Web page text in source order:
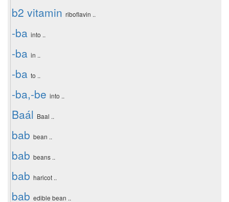
b2 vitamin riboflavin ..
-ba into ..
-ba in ..
-ba to ..
-ba,-be into ..
Baál Baal ..
bab bean ..
bab beans ..
bab haricot ..
bab edible bean ..